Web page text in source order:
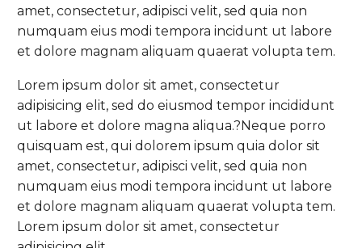
amet, consectetur, adipisci velit, sed quia non
numquam eius modi tempora incidunt ut labore
et dolore magnam aliquam quaerat volupta tem.
Lorem ipsum dolor sit amet, consectetur
adipisicing elit, sed do eiusmod tempor incididunt
ut labore et dolore magna aliqua.?Neque porro
quisquam est, qui dolorem ipsum quia dolor sit
amet, consectetur, adipisci velit, sed quia non
numquam eius modi tempora incidunt ut labore
et dolore magnam aliquam quaerat volupta tem.
Lorem ipsum dolor sit amet, consectetur